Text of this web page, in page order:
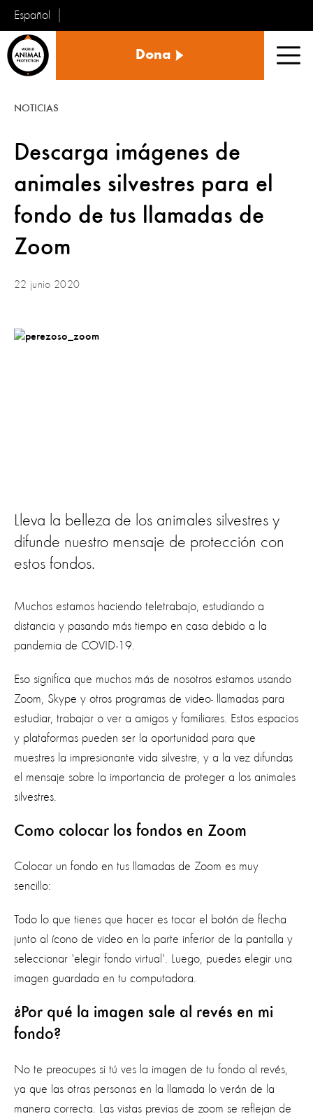
Español
Animal
Dona
Descarga imágenes de
animales silvestres para el
fondo de tus llamadas de
Zoom
NOTICIAS
22 junio 2020
Lleva la belleza de los animales silvestres y
difunde nuestro mensaje de protección con
estos fondos.
Muchos estamos haciendo teletrabajo, estudiando a
distancia y pasando más tiempo en casa debido a la
pandemia de COVID-19.
Eso significa que muchos más de nosotros estamos usando
Zoom, Skype y otros programas de video- llamadas para
estudiar, trabajar o ver a amigos y familiares. Estos espacios
y plataformas pueden ser la oportunidad para que
muestres la impresionante vida silvestre, y a la vez difundas
el mensaje sobre la importancia de proteger a los animales
silvestres.
Como colocar los fondos en Zoom
Colocar un fondo en tus llamadas de Zoom es muy
sencillo:
Todo lo que tienes que hacer es tocar el botón de flecha
junto al ícono de video en la parte inferior de la pantalla y
seleccionar 'elegir fondo virtual'. Luego, puedes elegir una
imagen guardada en tu computadora.
¿Por qué la imagen sale al revés en mi
fondo?
No te preocupes si tú ves la imagen de tu fondo al revés,
ya que las otras personas en la llamada lo verán de la
manera correcta. Las vistas previas de zoom se reflejan de